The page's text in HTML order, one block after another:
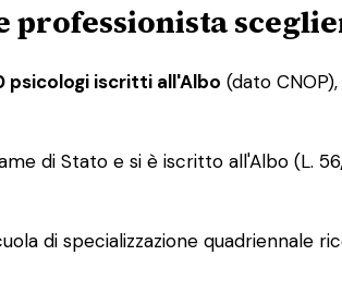
professionista
psicologi iscritti all'Albo (dato
di Stato e si è iscritto all'Albo (L.
di specializzazione quadriennale